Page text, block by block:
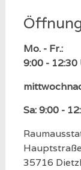
Mo. - Fr.:
9:00 -
Sa: 9:00 -
35716